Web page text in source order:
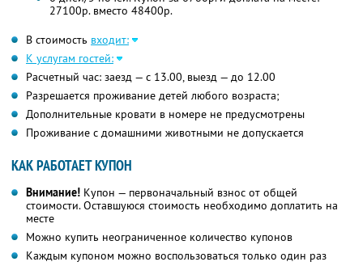
27100р. вместо 48400р.
В стоимость входит:
К услугам гостей:
Расчетный час: заезд — с 13.00, выезд — до 12.00
Разрешается проживание детей любого возраста;
Дополнительные кровати в номере не предусмотрены
Проживание с домашними животными не допускается
КАК РАБОТАЕТ КУПОН
Внимание! Купон — первоначальный взнос от общей
стоимости. Оставшуюся стоимость необходимо доплатить на
месте
Можно купить неограниченное количество купонов
Каждым купоном можно воспользоваться только один раз